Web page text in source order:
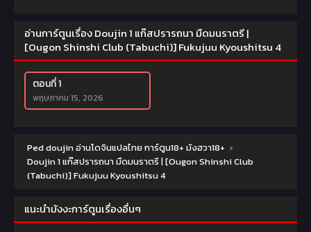
อ่านการ์ตูนเรื่อง Doujin 1 แก๊สปรารถนา มืดมนราตรี |
[Ougon Shinshi Club (Tabuchi)] Fukujuu Kyoushitsu 4
ตอนที่ 1
พฤษภาคม 15, 2026
Ped doujin อ่านโดจินแปลไทย การ์ตูน18+ มังฮวา18+ ›
Doujin 1 แก๊สปรารถนา มืดมนราตรี | [Ougon Shinshi Club
(Tabuchi)] Fukujuu Kyoushitsu 4
แนะนำมังงะการ์ตูนเรื่องอื่นๆ